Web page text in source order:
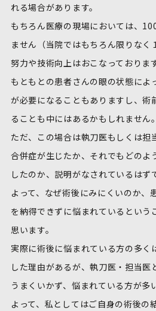
れる場合があります。
もちろん医療の現場においては、
ません（当院ではもちろん限りなく
努力や技術向上はおこなっておりま
もともとの患者さんの眼の状態によ
が必要になることもありますし、術
ることも中にはあるかもしれません。
ただ、この場合は執刀医もしくは担
合併症が生じたか、それでもどのよ
したのか、説明がなされているはず
よって、なぜ術後にみにくいのか、
を納得できずに悩まれているという
思います。
実際に術後に悩まれている方の多く
した理由があるが、執刀医・担当
うまくいかず、悩まれている方が多
よって、私としてはご自身の術後の